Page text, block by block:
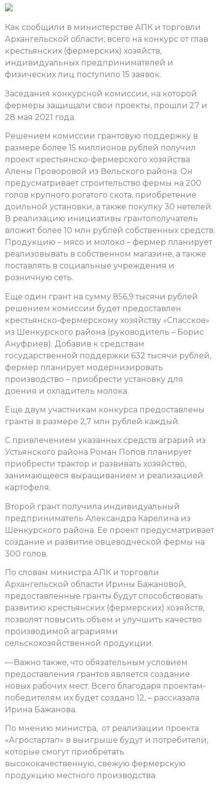
Как сообщили в министерстве АПК и торговли
Архангельской области, всего на конкурс от глав
крестьянских (фермерских) хозяйств,
индивидуальных предпринимателей и
физических лиц поступило 15 заявок.
Заседания конкурсной комиссии, на которой
фермеры защищали свои проекты, прошли 27 и
28 мая 2021 года.
Решением комиссии грантовую поддержку в
размере более 15 миллионов рублей получил
проект крестьянско-фермерского хозяйства
Алены Проворовой из Вельского района. Он
предусматривает строительство фермы на 200
голов крупного рогатого скота, приобретение
доильной установки, а также покупку 30 нетелей.
В реализацию инициативы грантополучатель
вложит более 10 млн рублей собственных средств.
Продукцию – мясо и молоко – фермер планирует
реализовывать в собственном магазине, а также
поставлять в социальные учреждения и
розничную сеть.
Еще один грант на сумму 856,9 тысячи рублей
решением комиссии будет предоставлен
крестьянско-фермерскому хозяйству «Спасское»
из Шенкурского района (руководитель – Борис
Ануфриев). Добавив к средствам
государственной поддержки 632 тысячи рублей,
фермер планирует модернизировать
производство – приобрести установку для
доения и охладитель молока.
Еще двум участникам конкурса предоставлены
гранты в размере 2,7 млн рублей каждый.
С привлечением указанных средств аграрий из
Устьянского района Роман Попов планирует
приобрести трактор и развивать хозяйство,
занимающееся выращиванием и реализацией
картофеля.
Второй грант получила индивидуальный
предприниматель Александра Карелина из
Шенкурского района. Ее проект предусматривает
создание и развитие овцеводческой фермы на
300 голов.
По словам министра АПК и торговли
Архангельской области Ирины Бажановой,
предоставленные гранты будут способствовать
развитию крестьянских (фермерских) хозяйств,
позволят повысить объем и улучшить качество
производимой аграриями
сельскохозяйственной продукции.
— Важно также, что обязательным условием
предоставления грантов является создание
новых рабочих мест. Всего благодаря проектам-
победителям их будет создано 12, – рассказала
Ирина Бажанова.
По мнению министра, от реализации проекта
«Агростартап» в выигрыше будут и потребители,
которые смогут приобретать
высококачественную, свежую фермерскую
продукцию местного производства.